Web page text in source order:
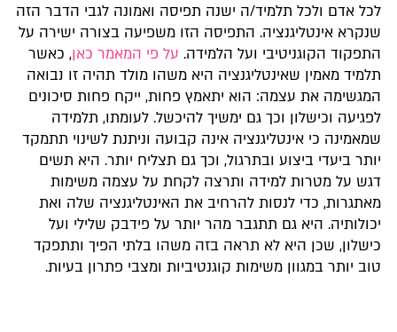
לכל אדם ולכל תלמיד/ה ישנה תפיסה ואמונה לגבי הדבר הזה
שנקרא אינטליגנציה. התפיסה הזו משפיעה בצורה ישירה על
התפקוד הקוגניטיבי ועל הלמידה. על פי המאמר כאן, כאשר
תלמיד מאמין שאינטליגנציה היא משהו מולד תהיה זו נבואה
המגשימה את עצמה: הוא יתאמץ פחות, ייקח פחות סיכונים
לפגיעה וכישלון וכך גם ימשיך להיכשל. לעומתו, תלמידה
שמאמינה כי אינטליגנציה אינה קבועה וניתנת לשינוי תתמקד
יותר ביעדי ביצוע ובתרגול, וכך גם תצליח יותר. היא תשים
דגש על מטרות למידה ותרצה לקחת על עצמה משימות
מאתגרות, כדי לנסות להרחיב את האינטליגנציה שלה ואת
יכולותיה. היא גם תתגבר מהר יותר על פידבק שלילי ועל
כישלון, שכן היא לא תראה בזה משהו בלתי הפיך ותתפקד
טוב יותר במגוון משימות קוגנטיביות ומצבי פתרון בעיות.